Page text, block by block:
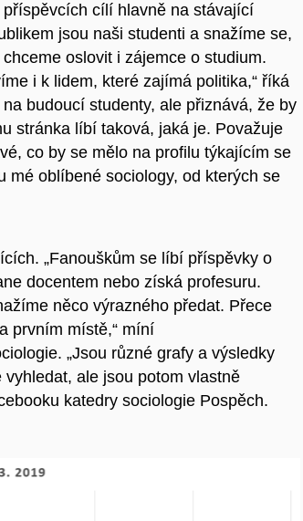
cílí hlavně na stávající
jsou naši studenti a snažíme se,
oslovit i zájemce o studium.
i k lidem, které zajímá politika,“ říká
budoucí studenty, ale přiznává, že by
stránka líbí taková, jaká je. Považuje
co by se mělo na profilu týkajícím se
mé oblíbené sociology, od kterých se
„Fanouškům se líbí příspěvky o
docentem nebo získá profesuru.
něco výrazného předat. Přece
prvním místě,“ míní
. „Jsou různé grafy a výsledky
ale jsou potom vlastně
katedry sociologie Pospěch.